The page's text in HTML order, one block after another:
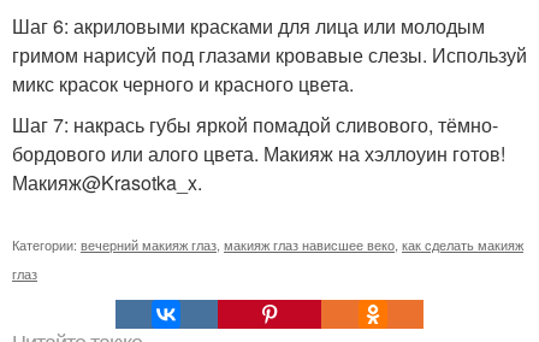
Шаг 6: акриловыми красками для лица или молодым
гримом нарисуй под глазами кровавые слезы. Используй
микс красок черного и красного цвета.
Шаг 7: накрась губы яркой помадой сливового, тёмно-
бордового или алого цвета. Макияж на хэллоуин готов!
Макияж@Krasotka_x.
Категории: вечерний макияж глаз макияж глаз нависшее веко как сделать макияж
глаз